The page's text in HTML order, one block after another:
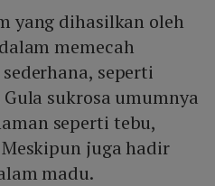
yang dihasilkan oleh
memecah
seperti
sukrosa umumnya
seperti tebu,
juga hadir
madu.